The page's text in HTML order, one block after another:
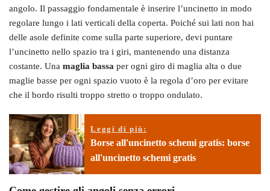
angolo. Il passaggio fondamentale è inserire l’uncinetto in modo
regolare lungo i lati verticali della coperta. Poiché sui lati non hai
delle asole definite come sulla parte superiore, devi puntare
l’uncinetto nello spazio tra i giri, mantenendo una distanza
costante. Una maglia bassa per ogni giro di maglia alta o due
maglie basse per ogni spazio vuoto è la regola d’oro per evitare
che il bordo risulti troppo stretto o troppo ondulato.
Leggi di più:
Borse all'uncinetto schemi gratis: borse
all'uncinetto schemi gratis